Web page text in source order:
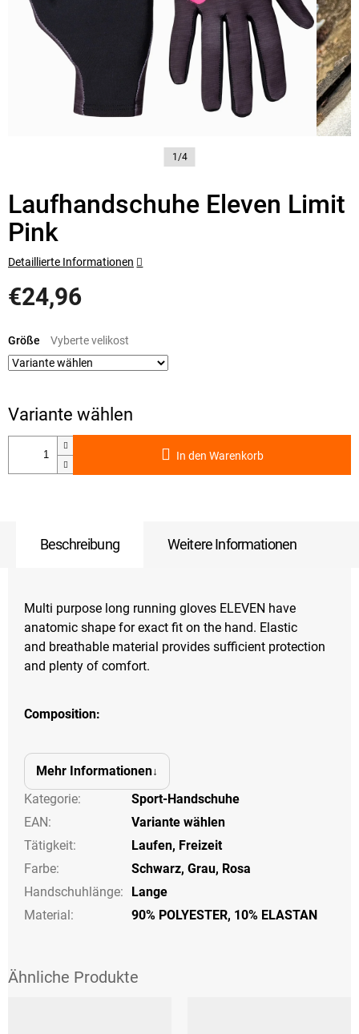
1/4
Laufhandschuhe Eleven Limit
Pink
€24,96
Größe
In den Warenkorb
Detaillierte Informationen
Beschreibung Weitere Informationen
Multi purpose long running gloves ELEVEN have
anatomic shape for exact fit on the hand. Elastic
and breathable material provides sufficient protection
and plenty of comfort.
Composition:
Mehr Informationen
Kategorie:
Sport-Handschuhe
EAN:
Variante wählen
Tätigkeit: Laufen, Freizeit
Farbe: Schwarz, Grau, Rosa
Handschuhlänge:
Lange
Material:
90% POLYESTER, 10% ELASTAN